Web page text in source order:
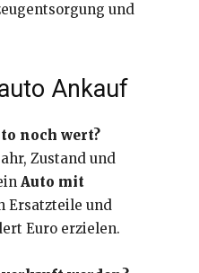
und
Ankauf
noch wert?
Zustand und
Auto mit
Ersatzteile und
Euro erzielen.